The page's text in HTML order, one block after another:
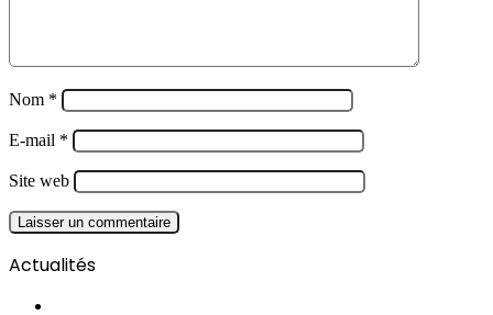
Nom *
E-mail *
Site web
Actualités